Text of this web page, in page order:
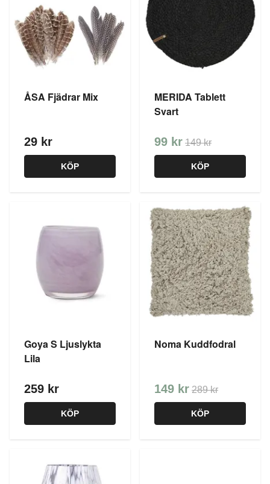
ÅSA Fjädrar Mix
29 kr
KÖP
MERIDA Tablett
Svart
99 kr 149 kr
KÖP
Goya S Ljuslykta
Lila
259 kr
KÖP
Noma Kuddfodral
149 kr 289 kr
KÖP